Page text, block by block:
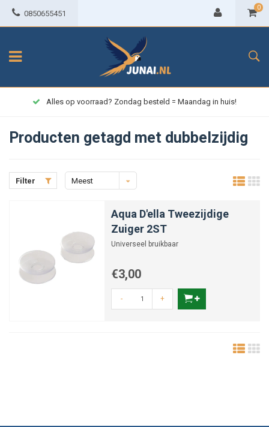
0850655451
0
Alles op voorraad? Zondag besteld = Maandag in huis!
Producten getagd met dubbelzijdig
Filter
Meest
Aqua D'ella Tweezijdige
Zuiger 2ST
Universeel bruikbaar
€3,00
- +